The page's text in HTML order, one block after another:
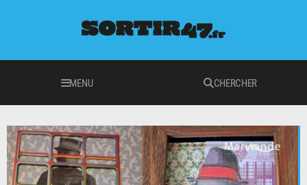
MENU CHERCHER